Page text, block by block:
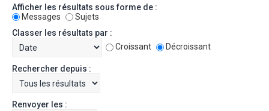
Afficher les résultats sous forme de :
Messages
Sujets
Classer les résultats par :
Croissant
Décroissant
Rechercher depuis :
Renvoyer les :